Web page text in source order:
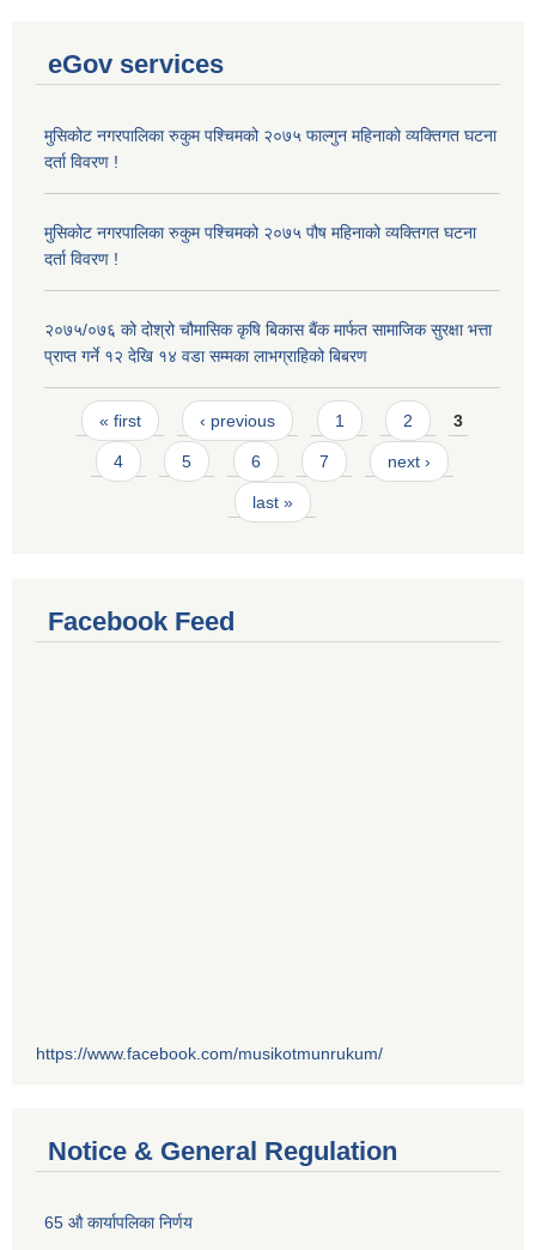
eGov services
मुसिकोट नगरपालिका रुकुम पश्चिमको २०७५ फाल्गुन महिनाको व्यक्तिगत घटना
दर्ता विवरण !
मुसिकोट नगरपालिका रुकुम पश्चिमको २०७५ पौष महिनाको व्यक्तिगत घटना
दर्ता विवरण !
२०७५/०७६ को दोश्रो चौमासिक कृषि बिकास बैंक मार्फत सामाजिक सुरक्षा भत्ता
प्राप्त गर्ने १२ देखि १४ वडा सम्मका लाभग्राहिको बिबरण
Pages
« first ‹ previous 1 2 3
4 5 6 7 next ›
last »
Facebook Feed
https://www.facebook.com/musikotmunrukum/
Notice & General Regulation
65 औ कार्यापलिका निर्णय